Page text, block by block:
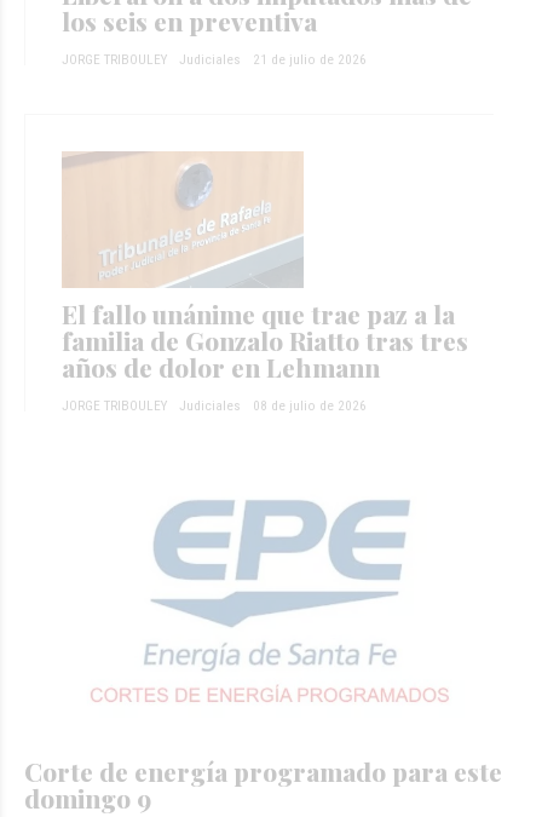
los seis en preventiva
JORGE TRIBOULEY Judiciales 21 de julio de 2026
El fallo unánime que trae paz a la
familia de Gonzalo Riatto tras tres
años de dolor en Lehmann
JORGE TRIBOULEY Judiciales 08 de julio de 2026
Corte de energía programado para este
domingo 9